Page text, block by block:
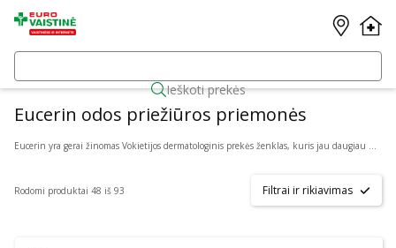
Ieškoti prekės
Eucerin odos priežiūros priemonės
Eucerin yra gerai žinomas Vokietijos dermatologinis prekės ženklas, kuris jau daugiau nei 100 metų rūpinasi odos priežiūra. Bendradarbiaudamas su dermatologais, Eucerin kuria formules, pagrįstas klinikiniais tyrimais. Šis prekės ženklas yra siejamas su patikimumu, inovacijomis ir odos priežiūros srities mokslo pažanga.
Rodomi produktai 48 iš 93 Filtrai ir rikiavimas